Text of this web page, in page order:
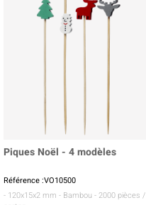
Piques Noël - 4 modèles
Référence :VO10500
- 120x15x2 mm - Bambou - 2000 pièces /